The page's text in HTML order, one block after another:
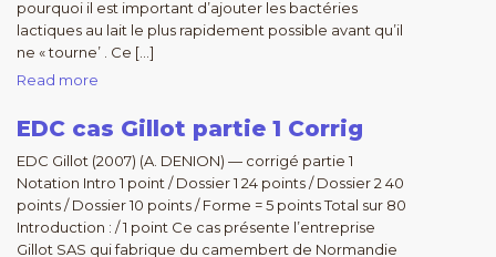
pourquoi il est important d’ajouter les bactéries
lactiques au lait le plus rapidement possible avant qu’il
ne « tourne’ . Ce […]
Read more
EDC cas Gillot partie 1 Corrig
EDC Gillot (2007) (A. DENION) — corrigé partie 1
Notation Intro 1 point / Dossier 1 24 points / Dossier 2 40
points / Dossier 10 points / Forme = 5 points Total sur 80
Introduction : / 1 point Ce cas présente l’entreprise
Gillot SAS qui fabrique du camembert de Normandie